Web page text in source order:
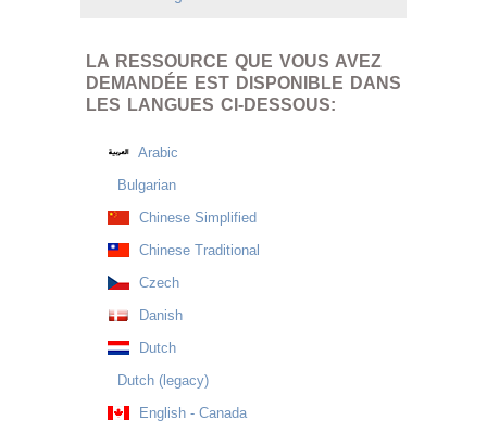
LA RESSOURCE QUE VOUS AVEZ
DEMANDÉE EST DISPONIBLE DANS
LES LANGUES CI-DESSOUS:
Arabic
Bulgarian
Chinese Simplified
Chinese Traditional
Czech
Danish
Dutch
Dutch (legacy)
English - Canada